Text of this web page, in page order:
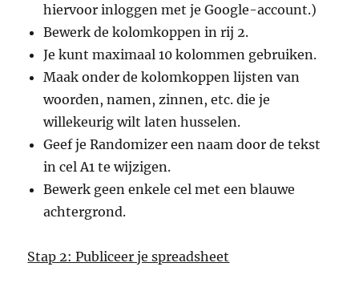
hiervoor inloggen met je Google-account.)
Bewerk de kolomkoppen in rij 2.
Je kunt maximaal 10 kolommen gebruiken.
Maak onder de kolomkoppen lijsten van
woorden, namen, zinnen, etc. die je
willekeurig wilt laten husselen.
Geef je Randomizer een naam door de tekst
in cel A1 te wijzigen.
Bewerk geen enkele cel met een blauwe
achtergrond.
Stap 2: Publiceer je spreadsheet